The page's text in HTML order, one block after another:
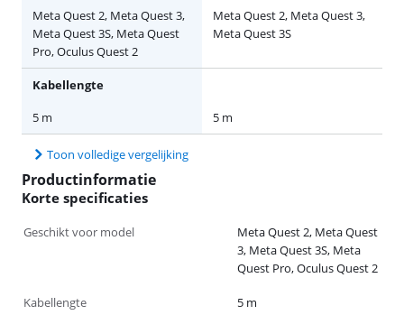
Meta Quest 2, Meta Quest 3,
Meta Quest 3S, Meta Quest
Pro, Oculus Quest 2
Meta Quest 2, Meta Quest 3,
Meta Quest 3S
Kabellengte
5 m
5 m
Toon volledige vergelijking
Productinformatie
Korte specificaties
Geschikt voor model
Meta Quest 2, Meta Quest
3, Meta Quest 3S, Meta
Quest Pro, Oculus Quest 2
Kabellengte 5 m